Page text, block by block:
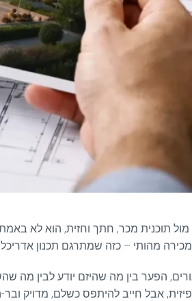
תוכנית מכר, חתך וחזית, הוא לא באמת
מכירה מהותי – כזה שמתרגם תכנון
הפער בין מה שהיזם יודע לבין מה
פיזית, אבל חייב להיתפס כשלם, מדויק